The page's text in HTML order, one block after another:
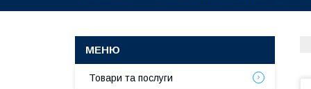
Товари та послуги